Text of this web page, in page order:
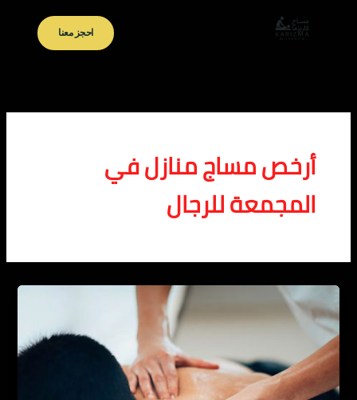
احجز معنا
أرخص مساج منازل في
المجمعة للرجال